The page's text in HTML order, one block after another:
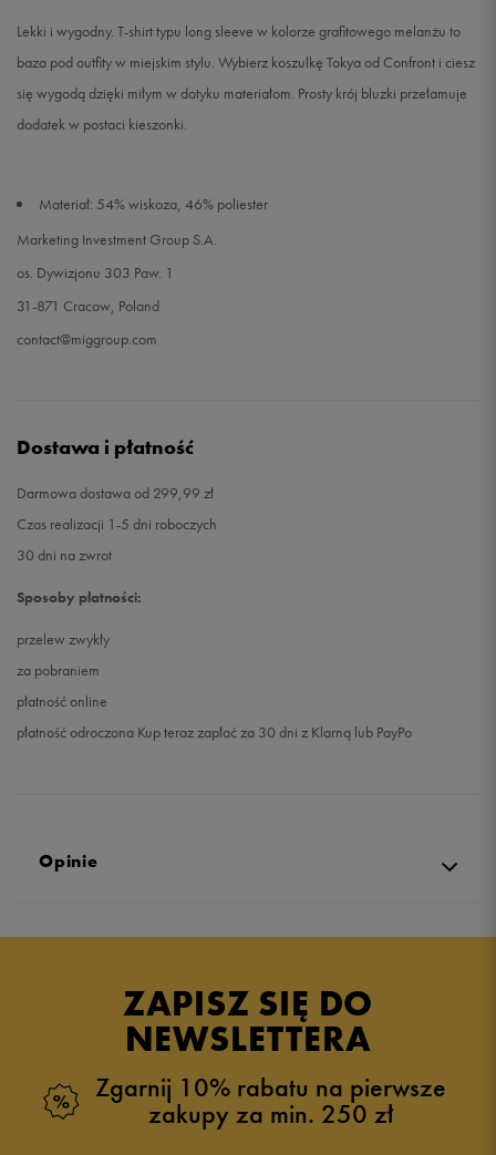
Lekki i wygodny. T-shirt typu long sleeve w kolorze grafitowego melanżu to
baza pod outfity w miejskim stylu. Wybierz koszulkę Tokya od Confront i ciesz
się wygodą dzięki miłym w dotyku materiałom. Prosty krój bluzki przełamuje
dodatek w postaci kieszonki.
Materiał: 54% wiskoza, 46% poliester
Marketing Investment Group S.A.
os. Dywizjonu 303 Paw. 1
31-871 Cracow, Poland
contact@miggroup.com
Dostawa i płatność
Darmowa dostawa od 299,99 zł
Czas realizacji 1-5 dni roboczych
30 dni na zwrot
Sposoby płatności:
przelew zwykły
za pobraniem
płatność online
płatność odroczona Kup teraz zapłać za 30 dni z Klarną lub PayPo
Opinie
ZAPISZ SIĘ DO
NEWSLETTERA
Zgarnij 10% rabatu na pierwsze
zakupy za min. 250 zł